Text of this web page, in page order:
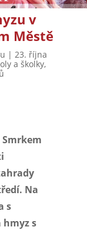
v
Městě
| 23. října
a školky,
Na
s
s